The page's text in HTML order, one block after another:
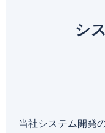
シ
当社システム開発